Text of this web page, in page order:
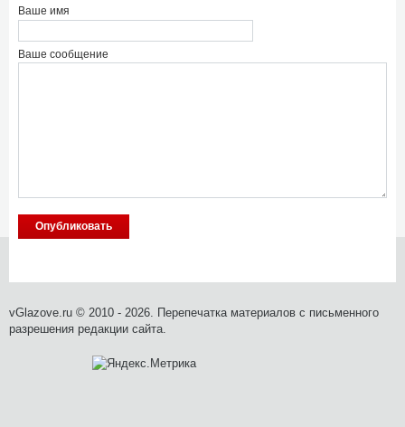
Ваше имя
Ваше сообщение
vGlazove.ru © 2010 - 2026. Перепечатка материалов с письменного
разрешения редакции сайта.